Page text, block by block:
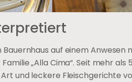
auf einem
„Alla Cima“. Seit mehr als
und leckere Fleischgerichte